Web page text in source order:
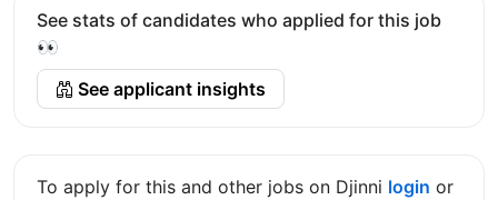
See stats of candidates who applied for this job
👀
See applicant insights
To apply for this and other jobs on Djinni login or